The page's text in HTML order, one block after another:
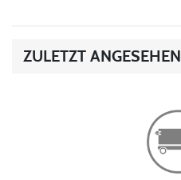
ZULETZT ANGESEHEN